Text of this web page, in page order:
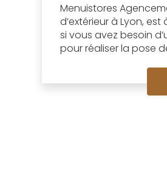
Menuistores
d’extérieur à Lyon,
si vous avez besoin
pour réaliser la pose